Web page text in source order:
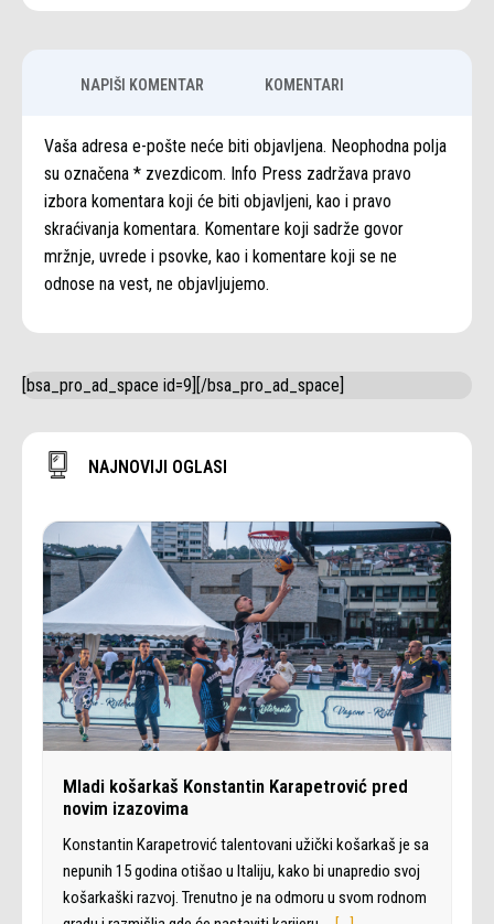
NAPIŠI KOMENTAR KOMENTARI
Vaša adresa e-pošte neće biti objavljena. Neophodna polja
su označena * zvezdicom. Info Press zadržava pravo
izbora komentara koji će biti objavljeni, kao i pravo
skraćivanja komentara. Komentare koji sadrže govor
mržnje, uvrede i psovke, kao i komentare koji se ne
odnose na vest, ne objavljujemo.
[bsa_pro_ad_space id=9][/bsa_pro_ad_space]
NAJNOVIJI OGLASI
Mladi košarkaš Konstantin Karapetrović pred
novim izazovima
Konstantin Karapetrović talentovani užički košarkaš je sa
nepunih 15 godina otišao u Italiju, kako bi unapredio svoj
košarkaški razvoj. Trenutno je na odmoru u svom rodnom